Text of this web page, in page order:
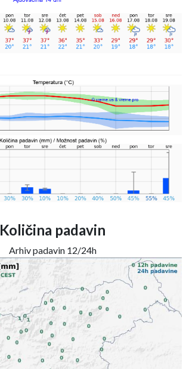
Količina padavin
Arhiv padavin 12/24h